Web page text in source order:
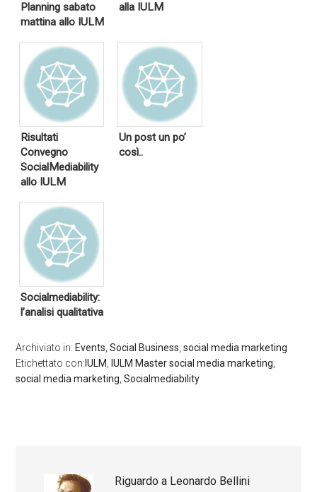
Planning sabato
mattina allo IULM
alla IULM
Risultati
Convegno
SocialMediability
allo IULM
Un post un po’
così..
Socialmediability:
l’analisi qualitativa
Archiviato in: Events,Social Business,social media marketing
Etichettato con: IULM, IULM Master social media marketing,
social media marketing,Socialmediability
Riguardo a Leonardo Bellini